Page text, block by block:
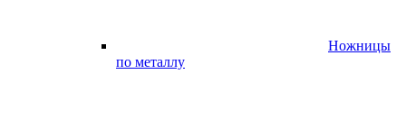
Ножницы
по металлу